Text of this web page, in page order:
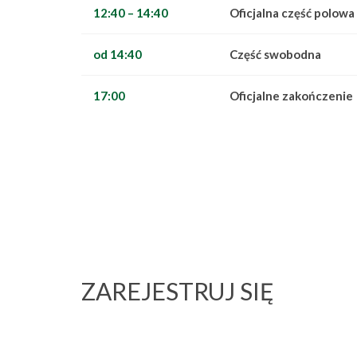
12:40 – 14:40 Oficjalna część polowa
od 14:40 Część swobodna
17:00 Oficjalne zakończenie
ZAREJESTRUJ SIĘ